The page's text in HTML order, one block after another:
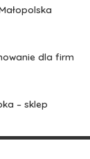
dla firm
– sklep